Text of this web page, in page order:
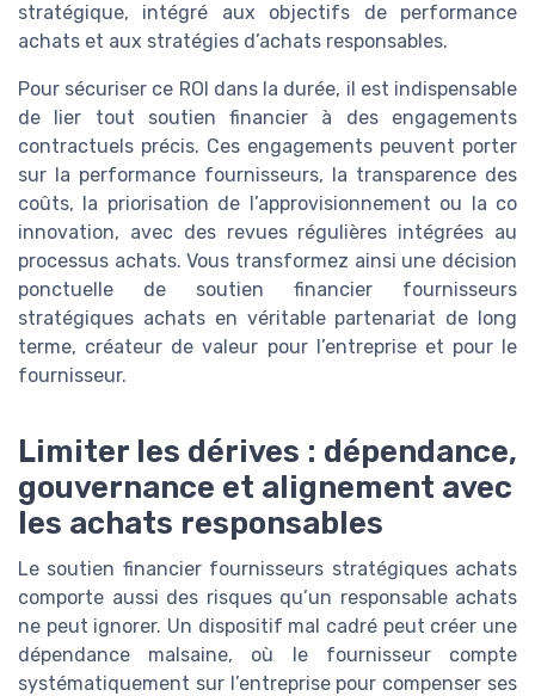
stratégique, intégré aux objectifs de performance
achats et aux stratégies d’achats responsables.
Pour sécuriser ce ROI dans la durée, il est indispensable
de lier tout soutien financier à des engagements
contractuels précis. Ces engagements peuvent porter
sur la performance fournisseurs, la transparence des
coûts, la priorisation de l’approvisionnement ou la co
innovation, avec des revues régulières intégrées au
processus achats. Vous transformez ainsi une décision
ponctuelle de soutien financier fournisseurs
stratégiques achats en véritable partenariat de long
terme, créateur de valeur pour l’entreprise et pour le
fournisseur.
Limiter les dérives : dépendance,
gouvernance et alignement avec
les achats responsables
Le soutien financier fournisseurs stratégiques achats
comporte aussi des risques qu’un responsable achats
ne peut ignorer. Un dispositif mal cadré peut créer une
dépendance malsaine, où le fournisseur compte
systématiquement sur l’entreprise pour compenser ses